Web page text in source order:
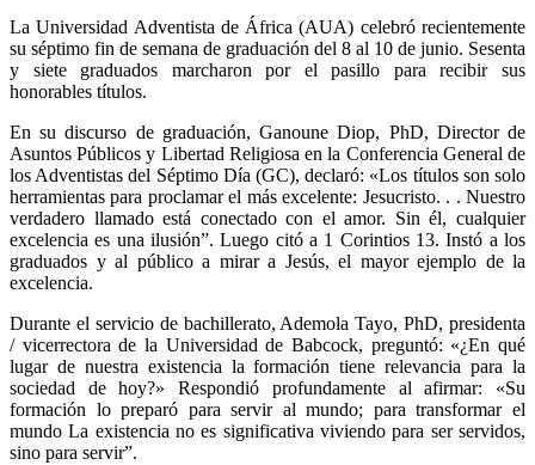
La Universidad Adventista de África (AUA) celebró recientemente
su séptimo fin de semana de graduación del 8 al 10 de junio. Sesenta
y siete graduados marcharon por el pasillo para recibir sus
honorables títulos.
En su discurso de graduación, Ganoune Diop, PhD, Director de
Asuntos Públicos y Libertad Religiosa en la Conferencia General de
los Adventistas del Séptimo Día (GC), declaró: «Los títulos son solo
herramientas para proclamar el más excelente: Jesucristo. . . Nuestro
verdadero llamado está conectado con el amor. Sin él, cualquier
excelencia es una ilusión”. Luego citó a 1 Corintios 13. Instó a los
graduados y al público a mirar a Jesús, el mayor ejemplo de la
excelencia.
Durante el servicio de bachillerato, Ademola Tayo, PhD, presidenta
/ vicerrectora de la Universidad de Babcock, preguntó: «¿En qué
lugar de nuestra existencia la formación tiene relevancia para la
sociedad de hoy?» Respondió profundamente al afirmar: «Su
formación lo preparó para servir al mundo; para transformar el
mundo La existencia no es significativa viviendo para ser servidos,
sino para servir”.